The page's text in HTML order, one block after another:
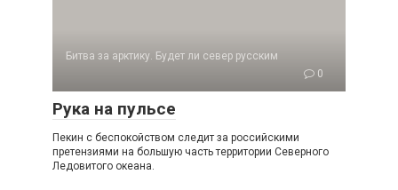
Битва за арктику. Будет ли север русским
0
Рука на пульсе
Пекин с беспокойством следит за российски­ми
претензиями на большую часть территории Северного
Ледовитого океана.